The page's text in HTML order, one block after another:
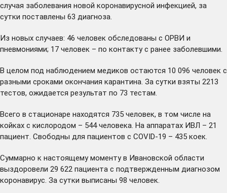
случая заболевания новой коронавирусной инфекцией, за
сутки поставлены 63 диагноза.
Из новых случаев: 46 человек обследованы с ОРВИ и
пневмониями; 17 человек – по контакту с ранее заболевшими.
В целом под наблюдением медиков остаются 10 096 человек с
разными сроками окончания карантина. За сутки взяты 2213
тестов, ожидается результат по 73 тестам.
Всего в стационаре находятся 735 человек, в том числе на
койках с кислородом – 544 человека. На аппаратах ИВЛ – 21
пациент. Свободны для пациентов с COVID-19 – 435 коек.
Суммарно к настоящему моменту в Ивановской области
выздоровели 29 622 пациента с подтвержденным диагнозом
коронавирус. За сутки выписаны 98 человек.